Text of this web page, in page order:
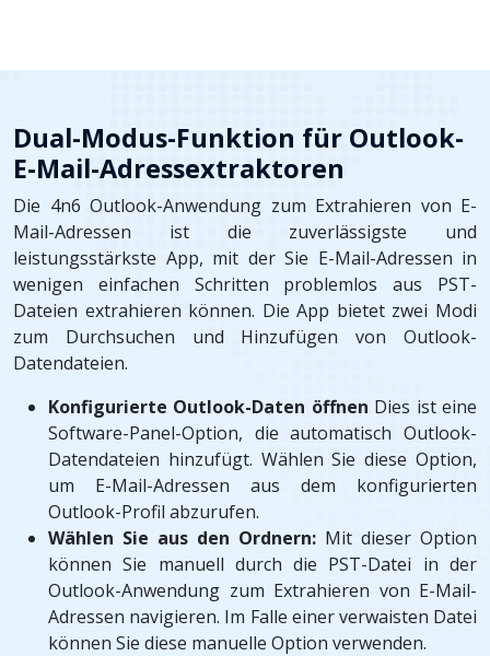
Dual-Modus-Funktion für Outlook-
E-Mail-Adressextraktoren
Die 4n6 Outlook-Anwendung zum Extrahieren von E-
Mail-Adressen ist die zuverlässigste und
leistungsstärkste App, mit der Sie E-Mail-Adressen in
wenigen einfachen Schritten problemlos aus PST-
Dateien extrahieren können. Die App bietet zwei Modi
zum Durchsuchen und Hinzufügen von Outlook-
Datendateien.
Konfigurierte Outlook-Daten öffnen Dies ist eine
Software-Panel-Option, die automatisch Outlook-
Datendateien hinzufügt. Wählen Sie diese Option,
um E-Mail-Adressen aus dem konfigurierten
Outlook-Profil abzurufen.
Wählen Sie aus den Ordnern: Mit dieser Option
können Sie manuell durch die PST-Datei in der
Outlook-Anwendung zum Extrahieren von E-Mail-
Adressen navigieren. Im Falle einer verwaisten Datei
können Sie diese manuelle Option verwenden.